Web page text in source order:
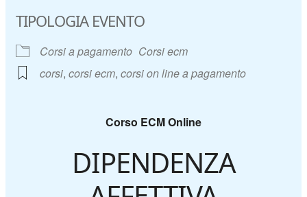
TIPOLOGIA EVENTO
Corsi a pagamento Corsi ecm
corsi,corsi ecm,corsi on line a pagamento
Corso ECM Online
DIPENDENZA